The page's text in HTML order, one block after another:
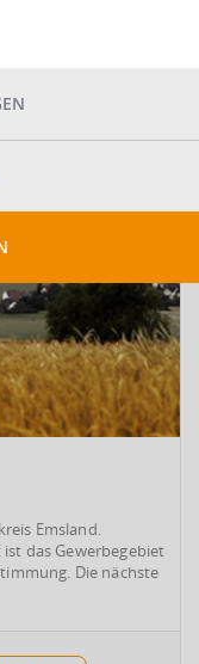
Emsland.
das Gewerbegebiet
Die nächste